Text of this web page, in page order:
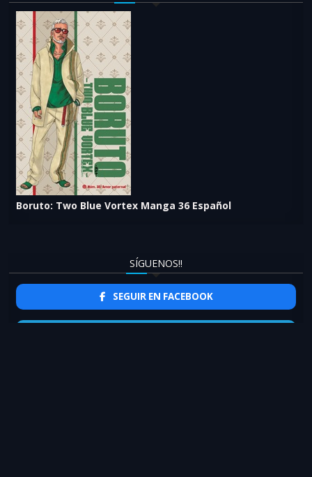
Boruto: Two Blue Vortex Manga 36 Español
SÍGUENOS!!
SEGUIR EN FACEBOOK